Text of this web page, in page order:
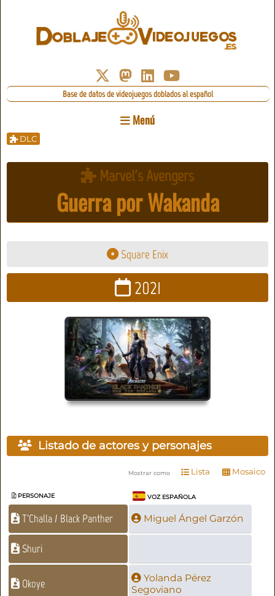
Base de datos de videojuegos doblados al español
Menú
DLC
Marvel's Avengers
Guerra por Wakanda
Square Enix
2021
Listado de actores y personajes
Mostrar como Lista Mosaico
PERSONAJE VOZ ESPAÑOLA
T'Challa / Black Panther Miguel Ángel Garzón
Shuri
Okoye
Yolanda Pérez
Segoviano